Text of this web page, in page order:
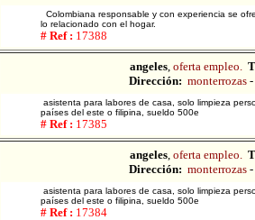
Colombiana responsable y con experiencia se
lo relacionado con el hogar.
# Ref : 17388
angeles, oferta empleo.
Dirección: monterrozas -
asistenta para labores de casa, solo limpieza
países del este o filipina, sueldo 500e
# Ref : 17385
angeles, oferta empleo.
Dirección: monterrozas -
asistenta para labores de casa, solo limpieza
países del este o filipina, sueldo 500e
# Ref : 17384